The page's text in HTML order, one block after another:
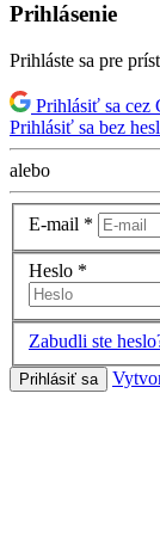
Prihlásenie
Prihláste sa pre
Prihlásiť sa cez
Prihlásiť sa bez
alebo
E-mail *
Heslo *
Zabudli ste
Prihlásiť sa